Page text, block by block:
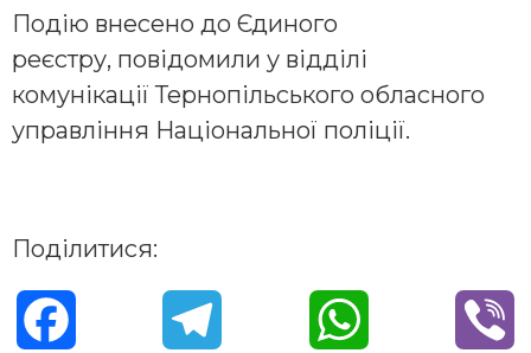
Подію внесено до Єдиного
реєстру, повідомили у відділі
комунікації Тернопільського обласного
управління Національної поліції.
Поділитися: